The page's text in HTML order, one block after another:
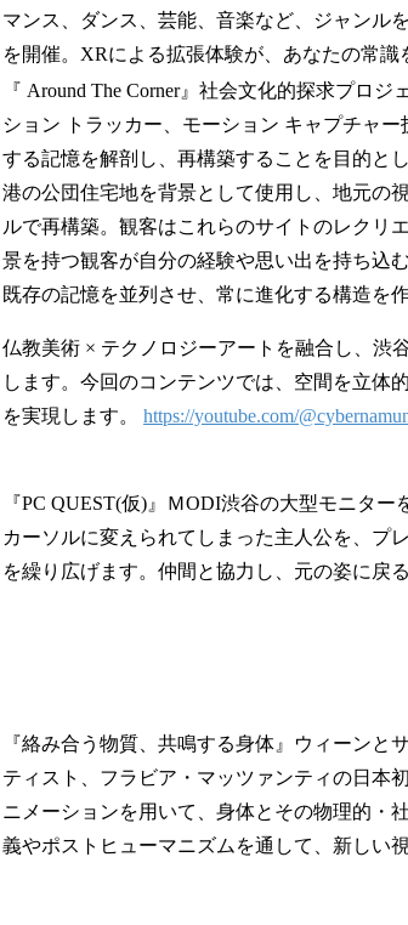
マンス、ダンス、芸能、音楽など、ジャンル
を開催。XRによる拡張体験が、あなたの常識
『 Around The Corner』社会文化的探求プロ
ション トラッカー、モーション キャプチャ
する記憶を解剖し、再構築することを目的と
港の公団住宅地を背景として使用し、地元の
ルで再構築。観客はこれらのサイトのレクリ
景を持つ観客が自分の経験や思い出を持ち込
既存の記憶を並列させ、常に進化する構造を
仏教美術 × テクノロジーアートを融合し、渋
します。今回のコンテンツでは、空間を立体
を実現します。 https://youtube.com/
『PC QUEST(仮)』ＭODI渋谷の大型モニタ
カーソルに変えられてしまった主人公を、プ
を繰り広げます。仲間と協力し、元の姿に戻
『絡み合う物質、共鳴する身体』ウィーン
ティスト、フラビア・マッツァンティの日本
ニメーションを用いて、身体とその物理的・
義やポストヒューマニズムを通して、新しい